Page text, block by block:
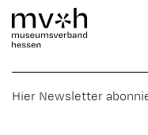
Hier Newsletter